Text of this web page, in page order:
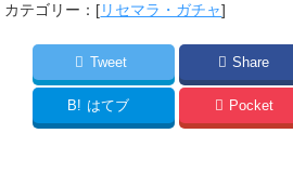
カテゴリー：[リセマラ・ガチャ]
Tweet Share
B! はてブ Pocket